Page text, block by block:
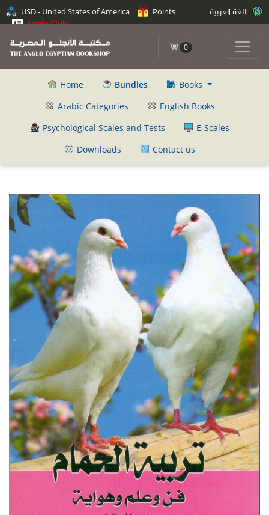
USD - United States of America
Points
Anglo Club
0
Home Bundles
Books
Arabic Categories
English Books
Psychological Scales and Tests
E-Scales
Downloads
Contact us